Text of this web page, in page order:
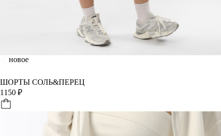
новое
ШОРТЫ СОЛЬ&ПЕРЕЦ
1150 ₽